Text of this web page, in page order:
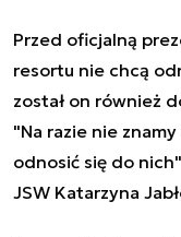
Przed oficjalną
resortu nie chcą
został on również
"Na razie nie
odnosić się do
JSW Katarzyna